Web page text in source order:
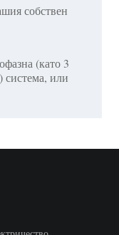
собствен
(като 3
система, или